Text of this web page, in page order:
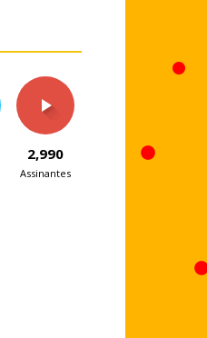
2,990
Assinantes